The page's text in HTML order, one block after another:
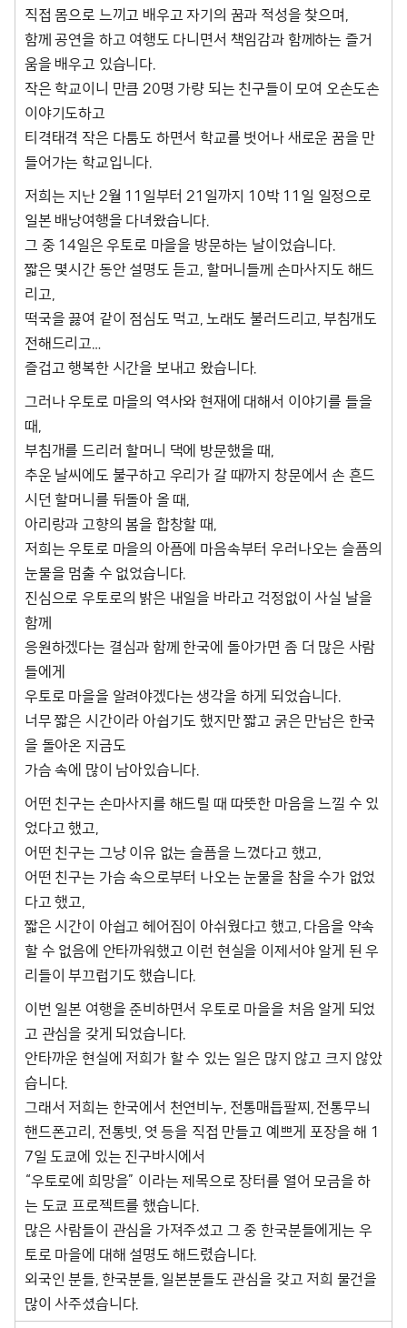
직접 몸으로 느끼고 배우고 자기의 꿈과 적성을 찾으며,
함께 공연을 하고 여행도 다니면서 책임감과 함께하는 즐거
움을 배우고 있습니다.
작은 학교이니 만큼 20명 가량 되는 친구들이 모여 오손도손
이야기도하고
티격태격 작은 다툼도 하면서 학교를 벗어나 새로운 꿈을 만
들어가는 학교입니다.
저희는 지난 2월 11일부터 21일까지 10박 11일 일정으로
일본 배낭여행을 다녀왔습니다.
그 중 14일은 우토로 마을을 방문하는 날이었습니다.
짧은 몇시간 동안 설명도 듣고, 할머니들께 손마사지도 해드
리고,
떡국을 끓여 같이 점심도 먹고, 노래도 불러드리고, 부침개도
전해드리고…
즐겁고 행복한 시간을 보내고 왔습니다.
그러나 우토로 마을의 역사와 현재에 대해서 이야기를 들을
때,
부침개를 드리러 할머니 댁에 방문했을 때,
추운 날씨에도 불구하고 우리가 갈 때까지 창문에서 손 흔드
시던 할머니를 뒤돌아 올 때,
아리랑과 고향의 봄을 합창할 때,
저희는 우토로 마을의 아픔에 마음속부터 우러나오는 슬픔의
눈물을 멈출 수 없었습니다.
진심으로 우토로의 밝은 내일을 바라고 걱정없이 사실 날을
함께
응원하겠다는 결심과 함께 한국에 돌아가면 좀 더 많은 사람
들에게
우토로 마을을 알려야겠다는 생각을 하게 되었습니다.
너무 짧은 시간이라 아쉽기도 했지만 짧고 굵은 만남은 한국
을 돌아온 지금도
가슴 속에 많이 남아있습니다.
어떤 친구는 손마사지를 해드릴 때 따뜻한 마음을 느낄 수 있
었다고 했고,
어떤 친구는 그냥 이유 없는 슬픔을 느꼈다고 했고,
어떤 친구는 가슴 속으로부터 나오는 눈물을 참을 수가 없었
다고 했고,
짧은 시간이 아쉽고 헤어짐이 아쉬웠다고 했고, 다음을 약속
할 수 없음에 안타까워했고 이런 현실을 이제서야 알게 된 우
리들이 부끄럽기도 했습니다.
이번 일본 여행을 준비하면서 우토로 마을을 처음 알게 되었
고 관심을 갖게 되었습니다.
안타까운 현실에 저희가 할 수 있는 일은 많지 않고 크지 않았
습니다.
그래서 저희는 한국에서 천연비누, 전통매듭팔찌, 전통무늬
핸드폰고리, 전통빗, 엿 등을 직접 만들고 예쁘게 포장을 해 1
7일 도쿄에 있는 진구바시에서
“우토로에 희망을” 이라는 제목으로 장터를 열어 모금을 하
는 도쿄 프로젝트를 했습니다.
많은 사람들이 관심을 가져주셨고 그 중 한국분들에게는 우
토로 마을에 대해 설명도 해드렸습니다.
외국인 분들, 한국분들, 일본분들도 관심을 갖고 저희 물건을
많이 사주셨습니다.